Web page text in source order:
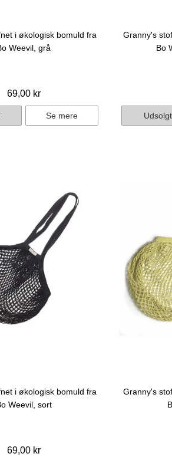
i økologisk bomuld fra
Weevil, grå
69,00 kr
Se mere
Granny's
Bo
Udsolgt
i økologisk bomuld fra
Weevil, sort
69,00 kr
Granny's